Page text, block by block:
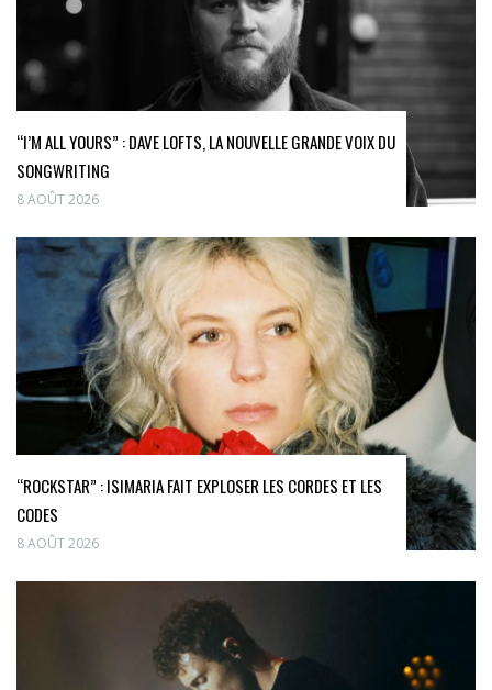
“I’M ALL YOURS” : DAVE LOFTS, LA NOUVELLE GRANDE VOIX DU
SONGWRITING
8 AOÛT 2026
“ROCKSTAR” : ISIMARIA FAIT EXPLOSER LES CORDES ET LES
CODES
8 AOÛT 2026